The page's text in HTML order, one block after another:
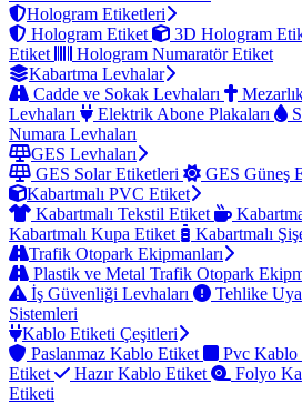
Hologram Etiketleri
Hologram Etiket
3D Hologram
Etiket
Hologram Numaratör Etiket
Kabartma Levhalar
Cadde ve Sokak Levhaları
Levhaları
Elektrik Abone Plakaları
Numara Levhaları
GES Levhaları
GES Solar Etiketleri
GES Güneş
Kabartmalı PVC Etiket
Kabartmalı Tekstil Etiket
Kabartmalı Kupa Etiket
Kabartmalı
Trafik Otopark Ekipmanları
Plastik ve Metal Trafik Otopark
İş Güvenliği Levhaları
Tehlike
Sistemleri
Kablo Etiketi Çeşitleri
Paslanmaz Kablo Etiket
Pvc Kablo
Etiket
Hazır Kablo Etiket Folyo
Etiketi